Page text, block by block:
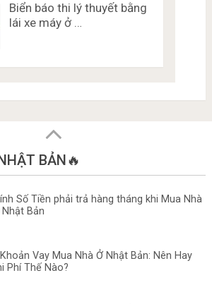
Biển báo thi lý thuyết bằng
lái xe máy ở …
BẢN🔥
Số Tiền phải trả hàng tháng khi Mua Nhà
Bản
Vay Mua Nhà Ở Nhật Bản: Nên Hay
Phí Thế Nào?